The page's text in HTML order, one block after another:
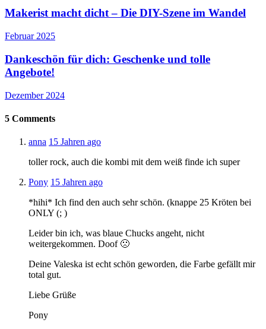
Makerist macht dicht – Die DIY-Szene im Wandel
Februar 2025
Dankeschön für dich: Geschenke und tolle
Angebote!
Dezember 2024
5 Comments
anna 15 Jahren ago
toller rock, auch die kombi mit dem weiß finde ich super
Pony 15 Jahren ago
*hihi* Ich find den auch sehr schön. (knappe 25 Kröten bei
ONLY (; )
Leider bin ich, was blaue Chucks angeht, nicht
weitergekommen. Doof 🙁
Deine Valeska ist echt schön geworden, die Farbe gefällt mir
total gut.
Liebe Grüße
Pony